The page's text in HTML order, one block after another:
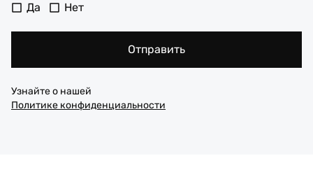
Да
Нет
Отправить
Узнайте о нашей
Политике конфиденциальности